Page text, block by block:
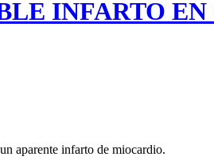
INFARTO EN
aparente infarto de miocardio.